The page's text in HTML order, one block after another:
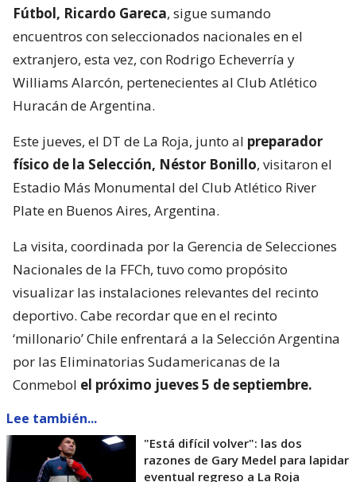
Fútbol, Ricardo Gareca, sigue sumando
encuentros con seleccionados nacionales en el
extranjero, esta vez, con Rodrigo Echeverría y
Williams Alarcón, pertenecientes al Club Atlético
Huracán de Argentina.
Este jueves, el DT de La Roja, junto al preparador
físico de la Selección, Néstor Bonillo, visitaron el
Estadio Más Monumental del Club Atlético River
Plate en Buenos Aires, Argentina.
La visita, coordinada por la Gerencia de Selecciones
Nacionales de la FFCh, tuvo como propósito
visualizar las instalaciones relevantes del recinto
deportivo. Cabe recordar que en el recinto
‘millonario’ Chile enfrentará a la Selección Argentina
por las Eliminatorias Sudamericanas de la
Conmebol el próximo jueves 5 de septiembre.
Lee también...
"Está difícil volver": las dos
razones de Gary Medel para lapidar
eventual regreso a La Roja